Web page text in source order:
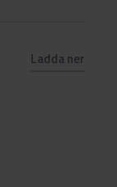
Ladda ner